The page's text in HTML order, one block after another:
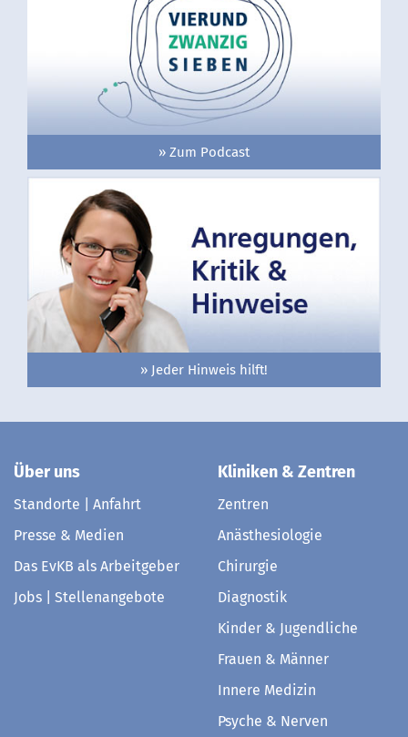
» Zum Podcast
» Jeder Hinweis hilft!
Über uns
Standorte | Anfahrt
Presse & Medien
Das EvKB als Arbeitgeber
Jobs | Stellenangebote
Kliniken & Zentren
Zentren
Anästhesiologie
Chirurgie
Diagnostik
Kinder & Jugendliche
Frauen & Männer
Innere Medizin
Psyche & Nerven